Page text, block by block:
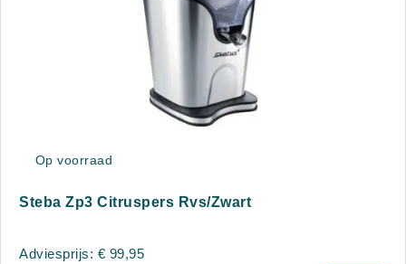
Op voorraad
Steba Zp3 Citruspers Rvs/Zwart
Adviesprijs: € 99,95